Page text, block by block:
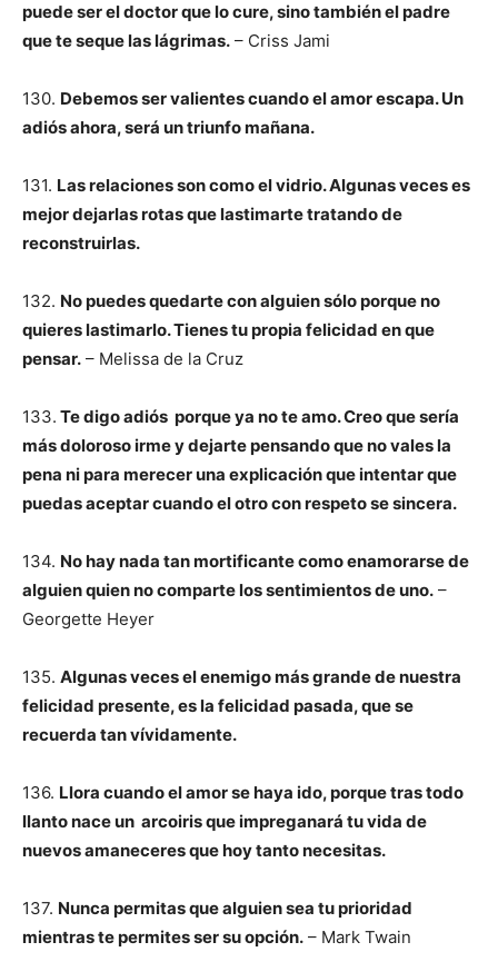
puede ser el doctor que lo cure, sino también el padre
que te seque las lágrimas. – Criss Jami
130. Debemos ser valientes cuando el amor escapa. Un
adiós ahora, será un triunfo mañana.
131. Las relaciones son como el vidrio. Algunas veces es
mejor dejarlas rotas que lastimarte tratando de
reconstruirlas.
132. No puedes quedarte con alguien sólo porque no
quieres lastimarlo. Tienes tu propia felicidad en que
pensar. – Melissa de la Cruz
133. Te digo adiós porque ya no te amo. Creo que sería
más doloroso irme y dejarte pensando que no vales la
pena ni para merecer una explicación que intentar que
puedas aceptar cuando el otro con respeto se sincera.
134. No hay nada tan mortificante como enamorarse de
alguien quien no comparte los sentimientos de uno. –
Georgette Heyer
135. Algunas veces el enemigo más grande de nuestra
felicidad presente, es la felicidad pasada, que se
recuerda tan vívidamente.
136. Llora cuando el amor se haya ido, porque tras todo
llanto nace un arcoiris que impreganará tu vida de
nuevos amaneceres que hoy tanto necesitas.
137. Nunca permitas que alguien sea tu prioridad
mientras te permites ser su opción. – Mark Twain